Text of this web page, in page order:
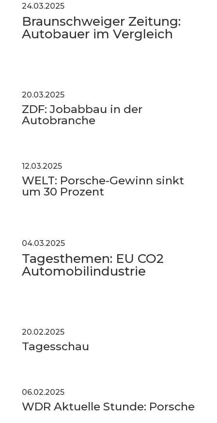
24.03.2025
Braunschweiger Zeitung:
Autobauer im Vergleich
20.03.2025
ZDF: Jobabbau in der
Autobranche
12.03.2025
WELT: Porsche-Gewinn sinkt
um 30 Prozent
04.03.2025
Tagesthemen: EU CO2
Automobilindustrie
20.02.2025
Tagesschau
06.02.2025
WDR Aktuelle Stunde: Porsche